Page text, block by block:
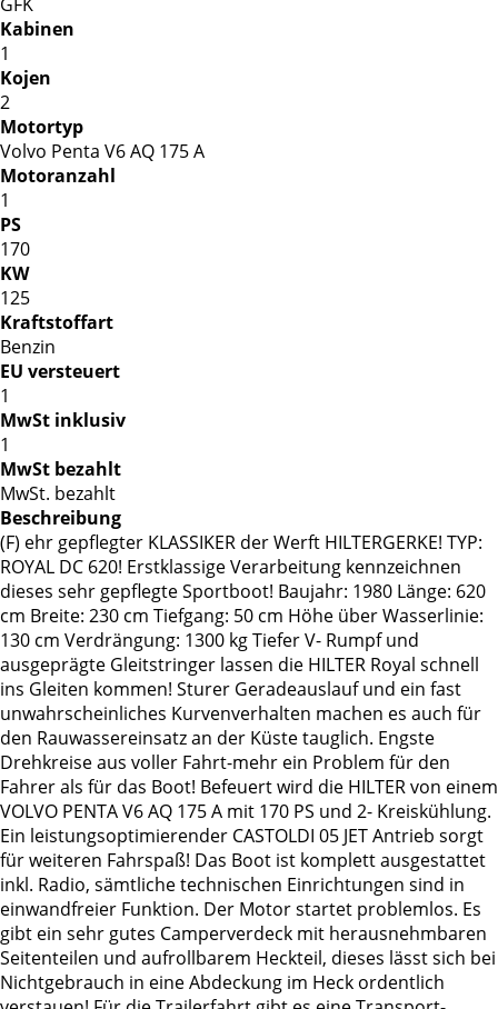
Kabinen
1
Kojen
2
Motortyp
Volvo Penta V6 AQ 175 A
Motoranzahl
1
PS
170
KW
125
Kraftstoffart
Benzin
EU versteuert
1
MwSt inklusiv
1
MwSt bezahlt
MwSt. bezahlt
Beschreibung
(F) ehr gepflegter KLASSIKER der Werft HILTERGERKE! TYP:
ROYAL DC 620! Erstklassige Verarbeitung kennzeichnen
dieses sehr gepflegte Sportboot! Baujahr: 1980 Länge: 620
cm Breite: 230 cm Tiefgang: 50 cm Höhe über Wasserlinie:
130 cm Verdrängung: 1300 kg Tiefer V- Rumpf und
ausgeprägte Gleitstringer lassen die HILTER Royal schnell
ins Gleiten kommen! Sturer Geradeauslauf und ein fast
unwahrscheinliches Kurvenverhalten machen es auch für
den Rauwassereinsatz an der Küste tauglich. Engste
Drehkreise aus voller Fahrt-mehr ein Problem für den
Fahrer als für das Boot! Befeuert wird die HILTER von einem
VOLVO PENTA V6 AQ 175 A mit 170 PS und 2- Kreiskühlung.
Ein leistungsoptimierender CASTOLDI 05 JET Antrieb sorgt
für weiteren Fahrspaß! Das Boot ist komplett ausgestattet
inkl. Radio, sämtliche technischen Einrichtungen sind in
einwandfreier Funktion. Der Motor startet problemlos. Es
gibt ein sehr gutes Camperverdeck mit herausnehmbaren
Seitenteilen und aufrollbarem Heckteil, dieses lässt sich bei
Nichtgebrauch in eine Abdeckung im Heck ordentlich